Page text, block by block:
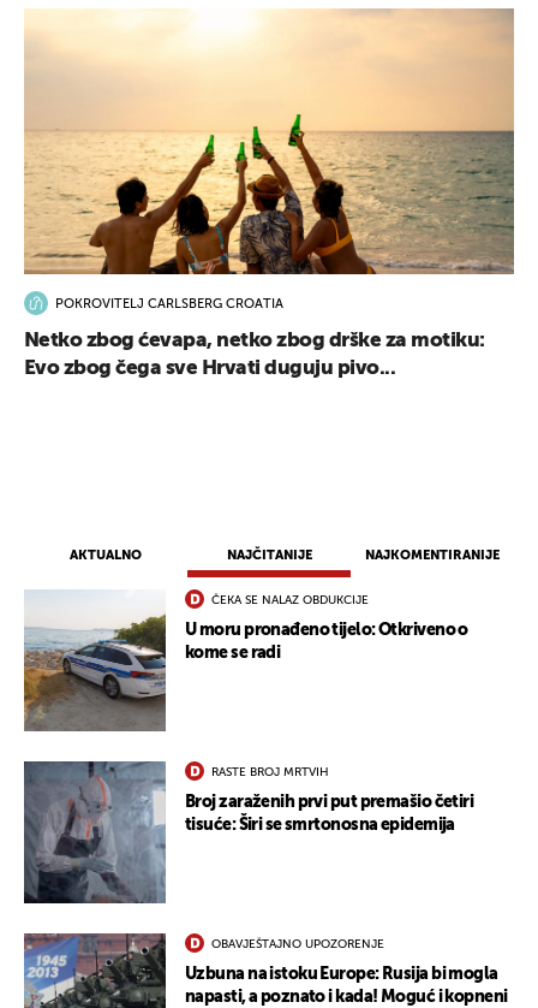
AKTUALNO NAJČITANIJE NAJKOMENTIRANIJE
ČEKA SE NALAZ OBDUKCIJE
U moru pronađeno tijelo: Otkriveno o
kome se radi
RASTE BROJ MRTVIH
Broj zaraženih prvi put premašio četiri
tisuće: Širi se smrtonosna epidemija
OBAVJEŠTAJNO UPOZORENJE
Uzbuna na istoku Europe: Rusija bi mogla
napasti, a poznato i kada! Moguć i kopneni
POKROVITELJ CARLSBERG CROATIA
Netko zbog ćevapa, netko zbog drške za motiku:
Evo zbog čega sve Hrvati duguju pivo...